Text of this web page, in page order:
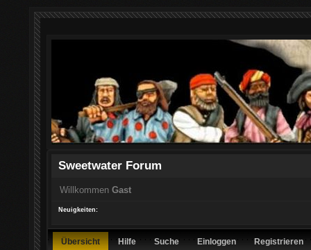
Sweetwater Forum
Willkommen Gast
Neuigkeiten:
Übersicht Hilfe Suche Einloggen Registrieren